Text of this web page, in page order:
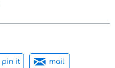
pin it mail